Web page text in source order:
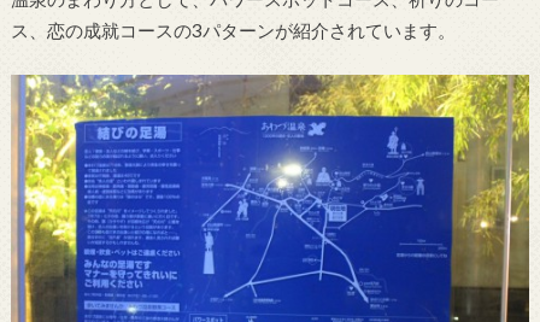
ス、恋の成就コースの3パターンが紹介されています。